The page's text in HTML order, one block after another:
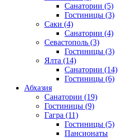
Санатории (5)
Гостиницы (3)
Саки (4)
Санатории (4)
Севастополь (3)
Гостиницы (3)
Ялта (14)
Санатории (14)
Гостиницы (6)
Абхазия
Санатории (19)
Гостиницы (9)
Гагра (11)
Гостиницы (5)
Пансионаты